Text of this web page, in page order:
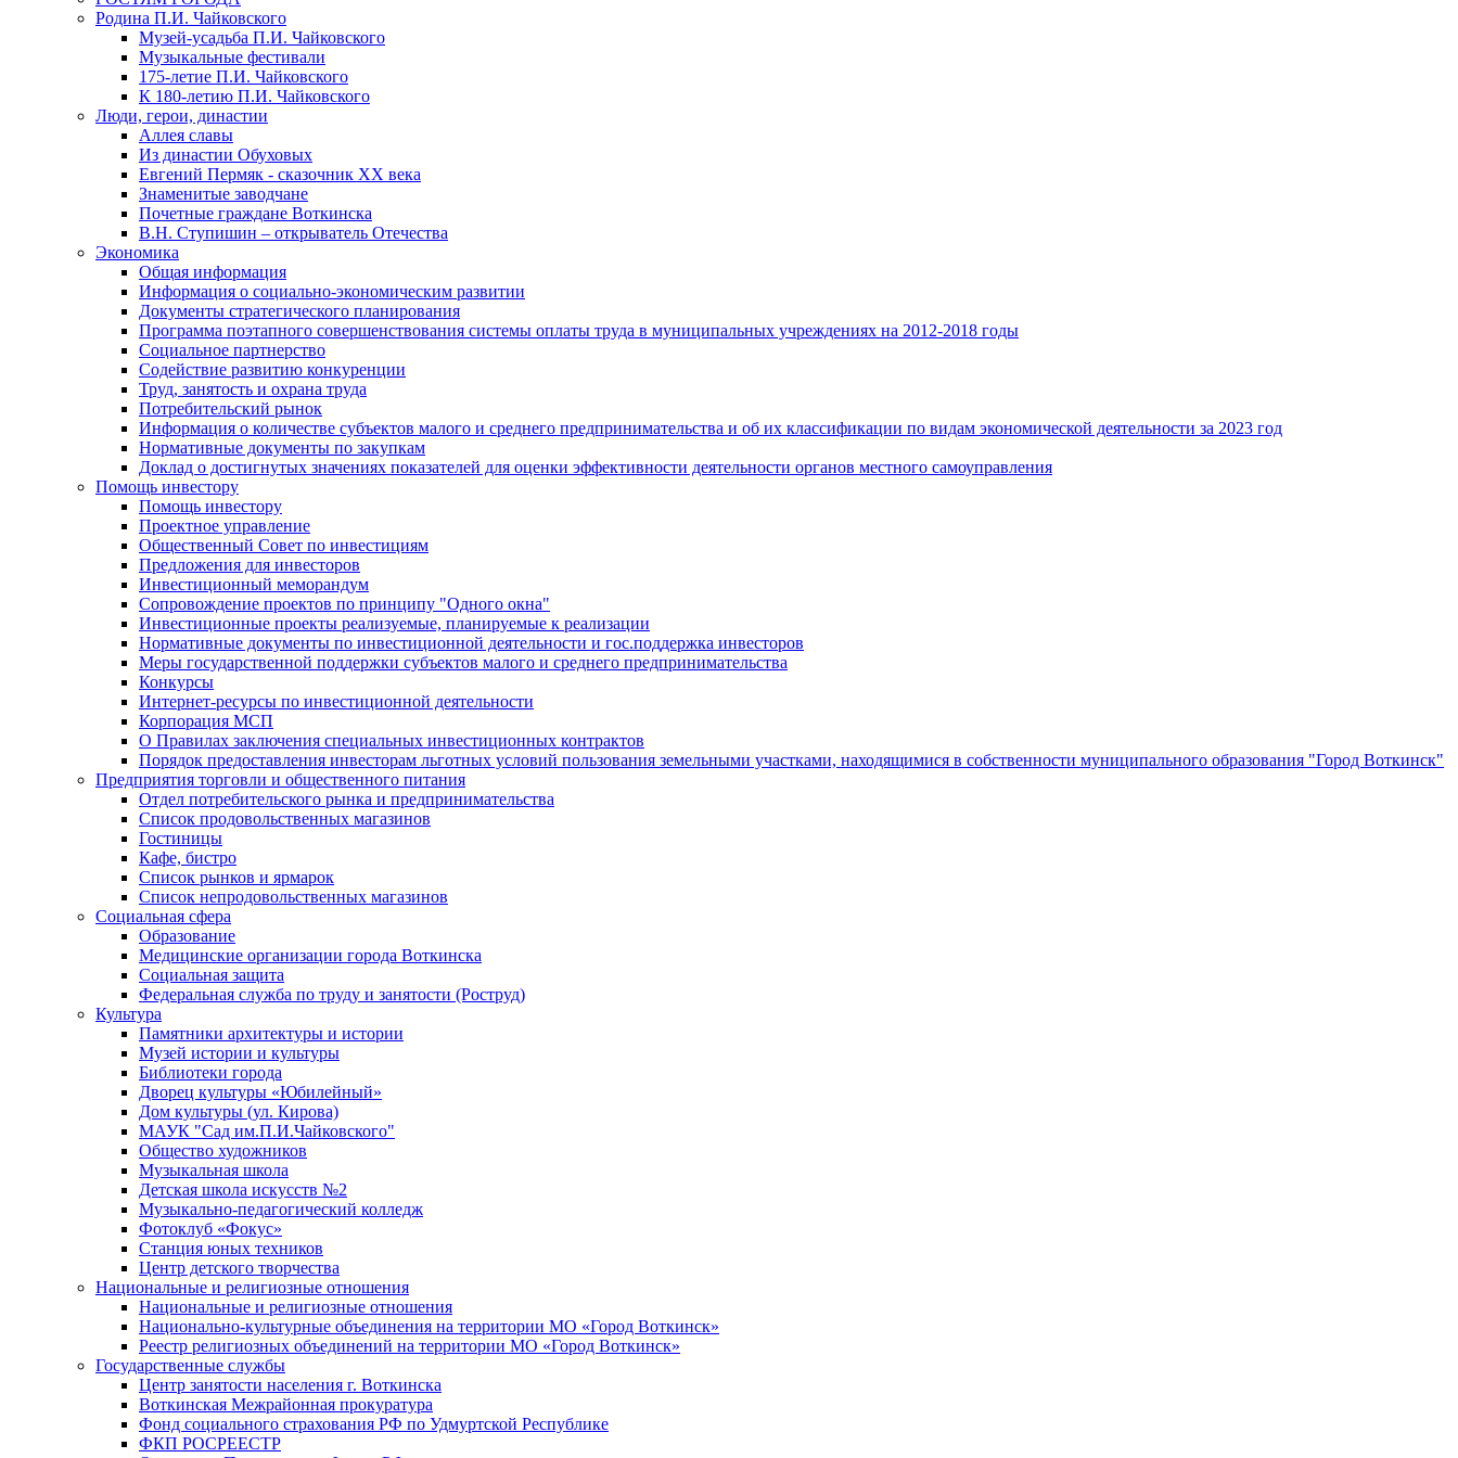
Родина П.И. Чайковского
Музей-усадьба П.И. Чайковского
Музыкальные фестивали
175-летие П.И. Чайковского
К 180-летию П.И. Чайковского
Люди, герои, династии
Аллея славы
Из династии Обуховых
Евгений Пермяк - сказочник XX века
Знаменитые заводчане
Почетные граждане Воткинска
В.Н. Ступишин – открыватель Отечества
Экономика
Общая информация
Информация о социально-экономическим развитии
Документы стратегического планирования
Программа поэтапного совершенствования системы оплаты труда в муниципальных учреждениях на 2012-2018 годы
Социальное партнерство
Содействие развитию конкуренции
Труд, занятость и охрана труда
Потребительский рынок
Информация о количестве субъектов малого и среднего предпринимательства и об их классификации по видам экономической деятельности за 2023 год
Нормативные документы по закупкам
Доклад о достигнутых значениях показателей для оценки эффективности деятельности органов местного самоуправления
Помощь инвестору
Помощь инвестору
Проектное управление
Общественный Совет по инвестициям
Предложения для инвесторов
Инвестиционный меморандум
Сопровождение проектов по принципу "Oдного окна"
Инвестиционные проекты реализуемые, планируемые к реализации
Нормативные документы по инвестиционной деятельности и гос.поддержка инвесторов
Меры государственной поддержки субъектов малого и среднего предпринимательства
Конкурсы
Интернет-ресурсы по инвестиционной деятельности
Корпорация МСП
О Правилах заключения специальных инвестиционных контрактов
Порядок предоставления инвесторам льготных условий пользования земельными участками, находящимися в собственности муниципального образования "Город Воткинск"
Предприятия торговли и общественного питания
Отдел потребительского рынка и предпринимательства
Список продовольственных магазинов
Гостиницы
Кафе, бистро
Cписок рынков и ярмарок
Список непродовольственных магазинов
Социальная сфера
Образование
Медицинские организации города Воткинска
Социальная защита
Федеральная служба по труду и занятости (Роструд)
Культура
Памятники архитектуры и истории
Музей истории и культуры
Библиотеки города
Дворец культуры «Юбилейный»
Дом культуры (ул. Кирова)
МАУК "Сад им.П.И.Чайковского"
Общество художников
Музыкальная школа
Детская школа искусств №2
Музыкально-педагогический колледж
Фотоклуб «Фокус»
Станция юных техников
Центр детского творчества
Национальные и религиозные отношения
Национальные и религиозные отношения
Национально-культурные объединения на территории МО «Город Воткинск»
Реестр религиозных объединений на территории МО «Город Воткинск»
Государственные службы
Центр занятости населения г. Воткинска
Воткинская Межрайонная прокуратура
Фонд социального страхования РФ по Удмуртской Республике
ФКП РОСРЕЕСТР